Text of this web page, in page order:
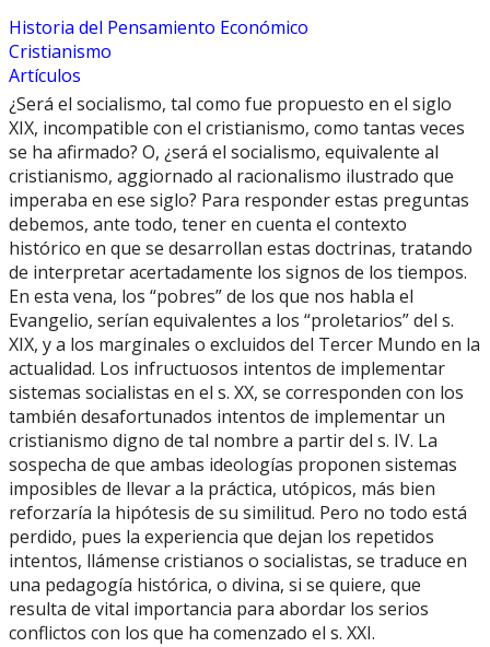
Historia del Pensamiento Económico
Cristianismo
Artículos
¿Será el socialismo, tal como fue propuesto en el siglo
XIX, incompatible con el cristianismo, como tantas veces
se ha afirmado? O, ¿será el socialismo, equivalente al
cristianismo, aggiornado al racionalismo ilustrado que
imperaba en ese siglo? Para responder estas preguntas
debemos, ante todo, tener en cuenta el contexto
histórico en que se desarrollan estas doctrinas, tratando
de interpretar acertadamente los signos de los tiempos.
En esta vena, los “pobres” de los que nos habla el
Evangelio, serían equivalentes a los “proletarios” del s.
XIX, y a los marginales o excluidos del Tercer Mundo en la
actualidad. Los infructuosos intentos de implementar
sistemas socialistas en el s. XX, se corresponden con los
también desafortunados intentos de implementar un
cristianismo digno de tal nombre a partir del s. IV. La
sospecha de que ambas ideologías proponen sistemas
imposibles de llevar a la práctica, utópicos, más bien
reforzaría la hipótesis de su similitud. Pero no todo está
perdido, pues la experiencia que dejan los repetidos
intentos, llámense cristianos o socialistas, se traduce en
una pedagogía histórica, o divina, si se quiere, que
resulta de vital importancia para abordar los serios
conflictos con los que ha comenzado el s. XXI.